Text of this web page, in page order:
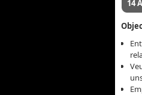
14